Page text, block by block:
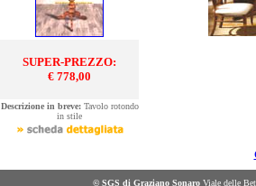
SUPER-PREZZO:
€ 778,00
Descrizione in breve: Tavolo rotondo
in stile
© SGS di Graziano Sonaro Viale delle